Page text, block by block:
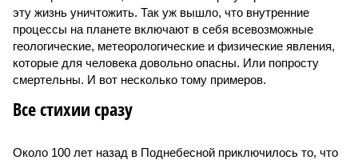
эту жизнь уничтожить. Так уж вышло, что внутренние
процессы на планете включают в себя всевозможные
геологические, метеорологические и физические явления,
которые для человека довольно опасны. Или попросту
смертельны. И вот несколько тому примеров.
Все стихии сразу
Около 100 лет назад в Поднебесной приключилось то, что